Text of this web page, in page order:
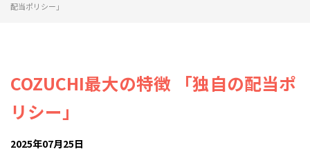
配当ポリシー」
COZUCHI最大の特徴 「独自の配当ポ
リシー」
2025年07月25日